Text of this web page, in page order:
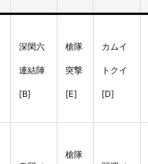
深閑六
連結陣
[B]
槍隊
突撃
[E]
カムイ
トクイ
[D]
槍隊